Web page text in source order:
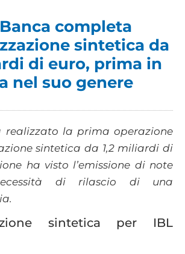
completa
sintetica da
di euro, prima in
nel suo genere
realizzato la prima operazione
sintetica da 1,2 miliardi di
ha visto l’emissione di note
di rilascio di una
sintetica per IBL